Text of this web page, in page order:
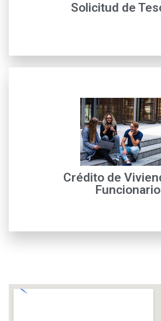
Solicitud de
Crédito de
Solicitud de crédito de vivienda
para Mayor información con
crédito
leer más